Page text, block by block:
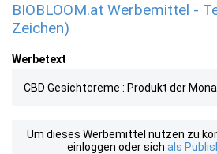
BIOBLOOM.at Werbemittel -
Zeichen)
Werbetext
CBD Gesichtcreme : Produkt der
Um dieses Werbemittel nutzen zu
einloggen oder sich als